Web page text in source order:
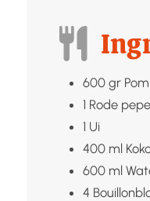
600 gr
1 Rode
1 Ui
400 ml
600 ml
4